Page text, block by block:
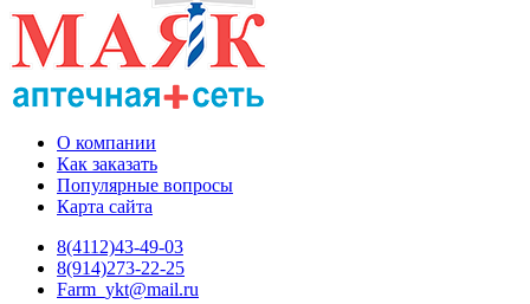
О компании
Как заказать
Популярные вопросы
Карта сайта
8(4112)43-49-03
8(914)273-22-25
Farm_ykt@mail.ru